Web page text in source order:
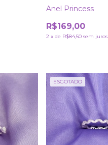
Anel Princess
R$169,00
2 x de R$84,50 sem juros
ESGOTADO